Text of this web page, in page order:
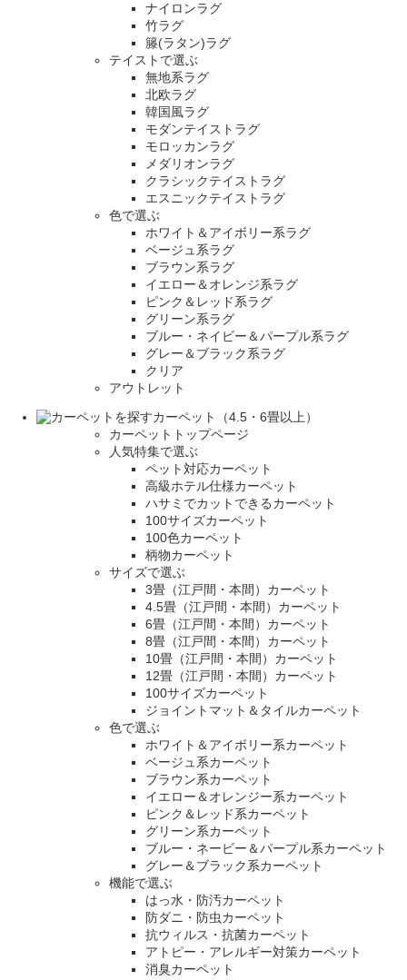
ナイロンラグ
竹ラグ
籐(ラタン)ラグ
テイストで選ぶ
無地系ラグ
北欧ラグ
韓国風ラグ
モダンテイストラグ
モロッカンラグ
メダリオンラグ
クラシックテイストラグ
エスニックテイストラグ
色で選ぶ
ホワイト＆アイボリー系ラグ
ベージュ系ラグ
ブラウン系ラグ
イエロー＆オレンジ系ラグ
ピンク＆レッド系ラグ
グリーン系ラグ
ブルー・ネイビー＆パープル系ラグ
グレー＆ブラック系ラグ
クリア
アウトレット
カーペット（4.5・6畳以上）
カーペットトップページ
人気特集で選ぶ
ペット対応カーペット
高級ホテル仕様カーペット
ハサミでカットできるカーペット
100サイズカーペット
100色カーペット
柄物カーペット
サイズで選ぶ
3畳（江戸間・本間）カーペット
4.5畳（江戸間・本間）カーペット
6畳（江戸間・本間）カーペット
8畳（江戸間・本間）カーペット
10畳（江戸間・本間）カーペット
12畳（江戸間・本間）カーペット
100サイズカーペット
ジョイントマット＆タイルカーペット
色で選ぶ
ホワイト＆アイボリー系カーペット
ベージュ系カーペット
ブラウン系カーペット
イエロー＆オレンジー系カーペット
ピンク＆レッド系カーペット
グリーン系カーペット
ブルー・ネービー＆パープル系カーペット
グレー＆ブラック系カーペット
機能で選ぶ
はっ水・防汚カーペット
防ダニ・防虫カーペット
抗ウィルス・抗菌カーペット
アトピー・アレルギー対策カーペット
消臭カーペット